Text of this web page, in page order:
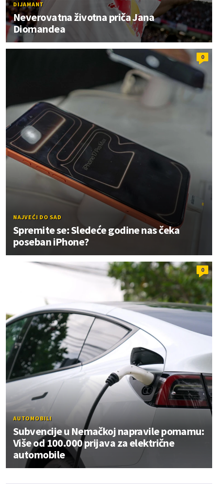
DIJAMANT
Neverovatna životna priča Jana
Diomandea
0
NAJVEĆI DO SAD
Spremite se: Sledeće godine nas čeka
poseban iPhone?
0
AUTOMOBILI
Subvencije u Nemačkoj napravile pomamu:
Više od 100.000 prijava za električne
automobile